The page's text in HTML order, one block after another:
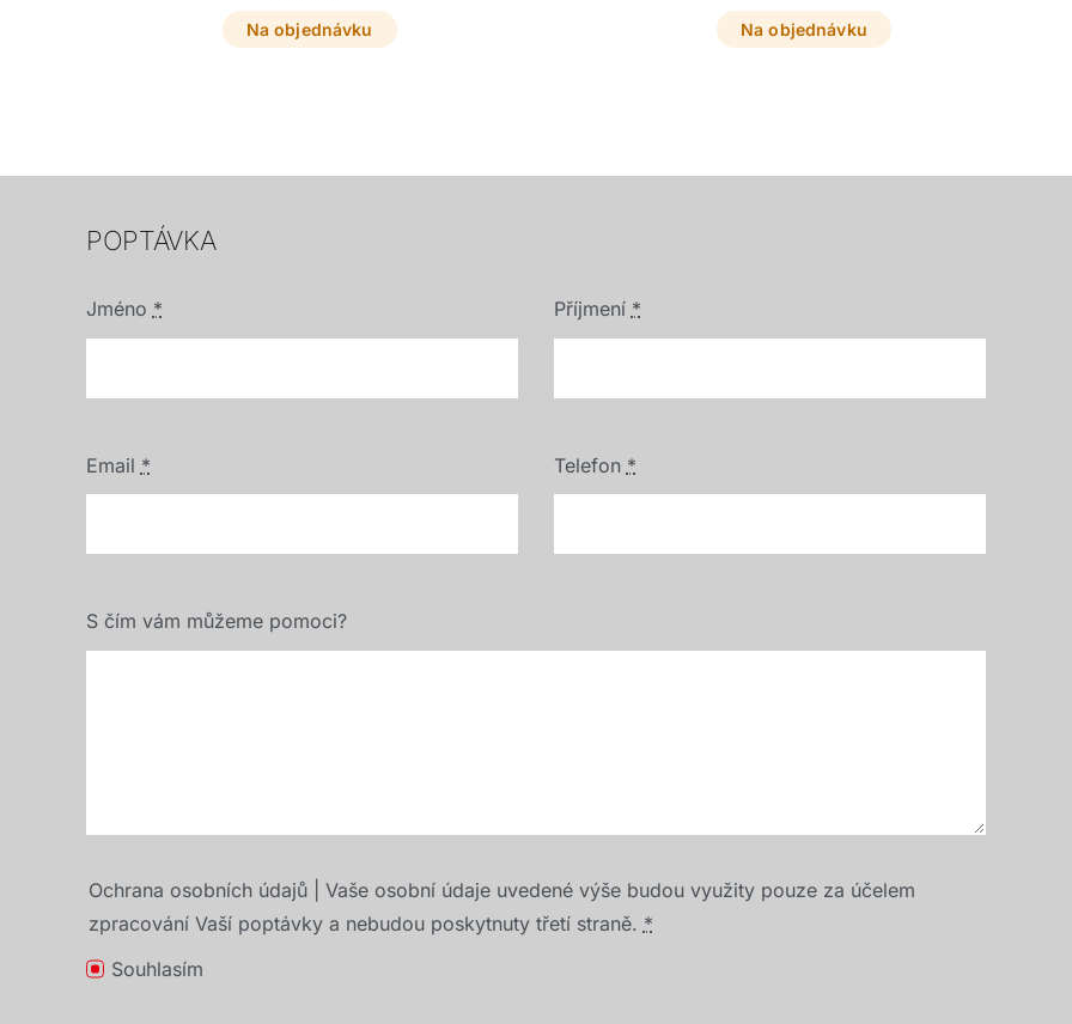
Na objednávku Na objednávku
POPTÁVKA
Jméno * Příjmení *
Email * Telefon *
S čím vám můžeme pomoci?
Ochrana osobních údajů | Vaše osobní údaje uvedené výše budou využity pouze za účelem
zpracování Vaší poptávky a nebudou poskytnuty třetí straně. *
Souhlasím